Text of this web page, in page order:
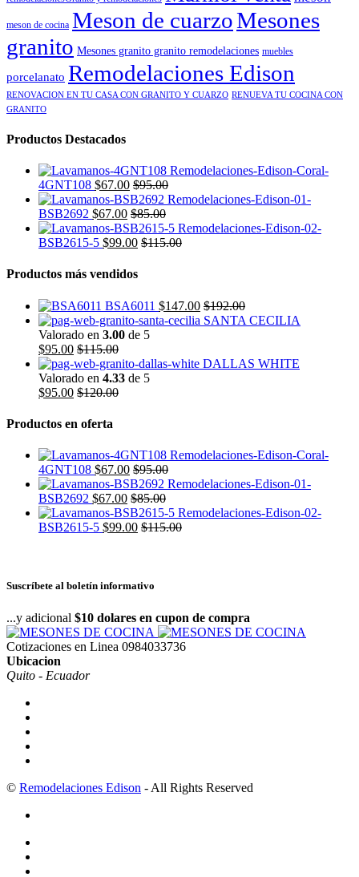
meson de cocina Meson de cuarzoMesones
granito Mesones granito granito remodelaciones muebles
porcelanato Remodelaciones Edison
RENOVACION EN TU CASA CON GRANITO Y CUARZO RENUEVA TU COCINA CON
GRANITO
Productos Destacados
4GNT108 $67.00 $95.00
BSB2692 $67.00 $85.00
BSB2615-5 $99.00 $115.00
Productos más vendidos
BSA6011 $147.00 $192.00
SANTA CECILIA
Valorado en 3.00 de 5
$95.00 $115.00
DALLAS WHITE
Valorado en 4.33 de 5
$95.00 $120.00
Productos en oferta
4GNT108 $67.00 $95.00
BSB2692 $67.00 $85.00
BSB2615-5 $99.00 $115.00
Suscríbete al boletín informativo
...y adicional $10 dolares en cupon de compra
Cotizaciones en Linea 0984033736
Ubicacion
Quito - Ecuador
© Remodelaciones Edison - All Rights Reserved